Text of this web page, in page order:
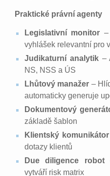
Praktické právní agenty
Legislativní monitor
vyhlášek relevantní pro
Judikaturní analytik–
NS, NSS a ÚS
Lhůtový manažer –
automaticky generuje
Dokumentový
základě šablon
Klientský komunikátor
dotazy klientů
Due diligence robot
vytváří risk matrix